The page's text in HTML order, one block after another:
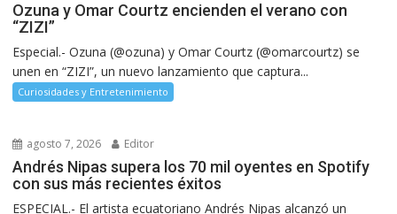
Ozuna y Omar Courtz encienden el verano con
“ZIZI”
Especial.- Ozuna (@ozuna) y Omar Courtz (@omarcourtz) se
unen en “ZIZI”, un nuevo lanzamiento que captura...
Curiosidades y Entretenimiento
agosto 7, 2026 Editor
Andrés Nipas supera los 70 mil oyentes en Spotify
con sus más recientes éxitos
ESPECIAL.- El artista ecuatoriano Andrés Nipas alcanzó un